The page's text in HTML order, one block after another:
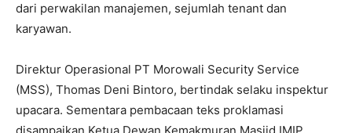
dari perwakilan manajemen, sejumlah tenant dan
karyawan.
Direktur Operasional PT Morowali Security Service
(MSS), Thomas Deni Bintoro, bertindak selaku inspektur
upacara. Sementara pembacaan teks proklamasi